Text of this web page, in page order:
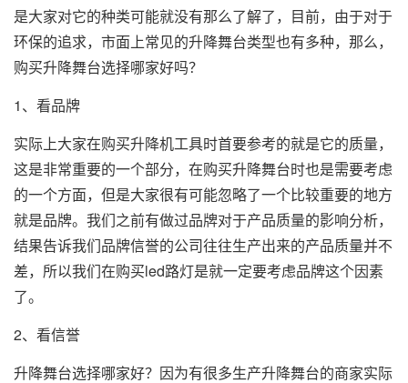
是大家对它的种类可能就没有那么了解了，目前，由于对于
环保的追求，市面上常见的升降舞台类型也有多种，那么，
购买升降舞台选择哪家好吗？
1、看品牌
实际上大家在购买升降机工具时首要参考的就是它的质量，
这是非常重要的一个部分，在购买升降舞台时也是需要考虑
的一个方面，但是大家很有可能忽略了一个比较重要的地方
就是品牌。我们之前有做过品牌对于产品质量的影响分析，
结果告诉我们品牌信誉的公司往往生产出来的产品质量并不
差，所以我们在购买led路灯是就一定要考虑品牌这个因素
了。
2、看信誉
升降舞台选择哪家好？因为有很多生产升降舞台的商家实际